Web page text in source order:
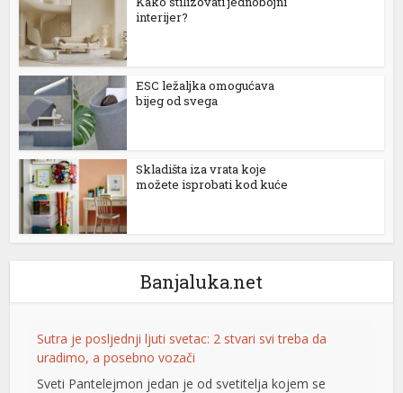
interijer?
ESC ležaljka omogućava
bijeg od svega
Skladišta iza vrata koje
možete isprobati kod kuće
Banjaluka.net
Sutra je posljednji ljuti svetac: 2 stvari svi treba da
uradimo, a posebno vozači
Sveti Pantelejmon jedan je od svetitelja kojem se